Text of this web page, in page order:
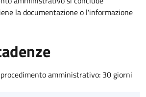
la documentazione o l'informazione
amministrativo: 30 giorni